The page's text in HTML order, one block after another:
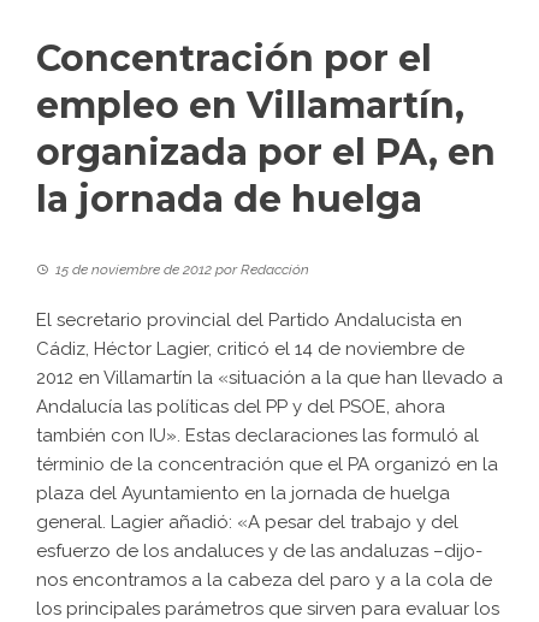
Concentración por el
empleo en Villamartín,
organizada por el PA, en
la jornada de huelga
15 de noviembre de 2012 porRedacción
El secretario provincial del Partido Andalucista en
Cádiz, Héctor Lagier, criticó el 14 de noviembre de
2012 en Villamartín la «situación a la que han llevado a
Andalucía las políticas del PP y del PSOE, ahora
también con IU». Estas declaraciones las formuló al
términio de la concentración que el PA organizó en la
plaza del Ayuntamiento en la jornada de huelga
general. Lagier añadió: «A pesar del trabajo y del
esfuerzo de los andaluces y de las andaluzas –dijo-
nos encontramos a la cabeza del paro y a la cola de
los principales parámetros que sirven para evaluar los